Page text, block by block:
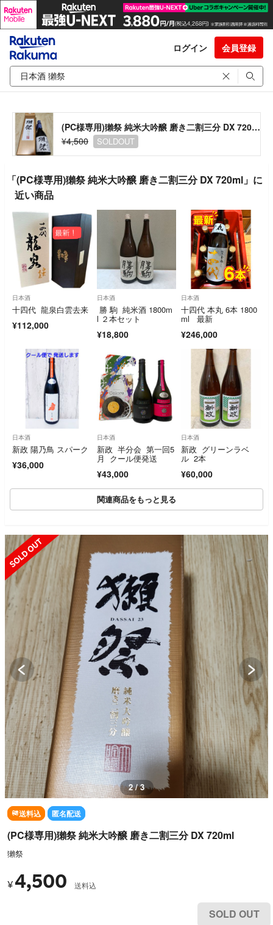
ログイン 会員登録
(PC様専用)獺祭 純米大吟醸 磨き二割三分 DX 720ml
¥4,500
SOLDOUT
「(PC様専用)獺祭 純米大吟醸 磨き二割三分 DX 720ml」に
近い商品
日本酒
十四代 龍泉白雲去来
¥112,000
日本酒
勝 駒 純米酒 1800m
l ２本セット
¥18,800
日本酒
十四代 本丸 6本 1800
ml 最新
¥246,000
日本酒
新政 陽乃鳥 スパーク
¥36,000
日本酒
新政 半分会 第一回5
月 クール便発送
¥43,000
日本酒
新政 グリーンラベ
ル 2本
¥60,000
関連商品をもっと見る
SOLD OUT
3 / 3
送料込 匿名配送
(PC様専用)獺祭 純米大吟醸 磨き二割三分 DX 720ml
獺祭
¥4,500 送料込
SOLD OUT